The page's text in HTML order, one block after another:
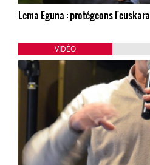
Lema Eguna : protégeons l'euskara
VIDÉO